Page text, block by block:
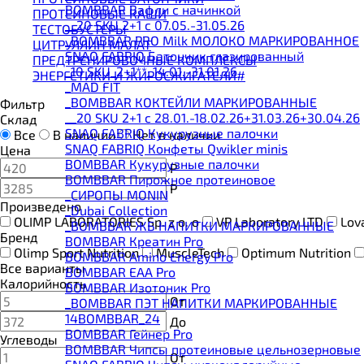
BOMBBAR Вафли с начинкой
__20 SKU 2+1 с 07.05.-31.05.26
_BOMBBAR PRO Milk МОЛОКО МАРКИРОВАННОЕ
SNAQ FABRIQ Батончик глазированный
_10 SKU_2+1**_14.01.-31.01.26
_MAD FIT
_BOMBBAR КОКТЕЙЛИ МАРКИРОВАННЫЕ
__20 SKU 2+1 с 28.01.-18.02.26+31.03.26+30.04.26
SNAQ FABRIQ Кукурузные палочки
SNAQ FABRIQ Конфеты Qwikler minis
BOMBBAR Кукурузные палочки
BOMBBAR Пирожное протеиновое
_CИРОПЫ MONIN
_Dubai Collection
_BOMBBAR ЖБ НАПИТКИ МАРКИРОВАННЫЕ
BOMBBAR Креатин Pro
BOMBBAR Amino Energy Pro
BOMBBAR EAA Pro
BOMBBAR Изотоник Pro
_BOMBBAR ПЭТ НАПИТКИ МАРКИРОВАННЫЕ
14BOMBBAR_24
BOMBBAR Гейнер Pro
BOMBBAR Чипсы протеиновые цельнозерновые
ПРОТЕИНОВЫЕ КАШИ
ТЕСТОБУСТЕРЫ
ЦИТРУЛЛИН МАЛАТ
ПРЕДТРЕНИРОВОЧНЫЕ КОМПЛЕКСЫ
ЭНЕРГЕТИКИ И ЖИРОСЖИГАТЕЛИ#
Фильтр
Склад
Все
В наличии
Нет в наличии
Цена
Р
Р
Произведено
OLIMP LABORATORIES Sp. z o. o
VP Laboratory LTD
Бренд
Olimp Sport Nutrition
MuscleTech Optimum Nutrition
Все варианты
Калорийность
От
До
Углеводы
От